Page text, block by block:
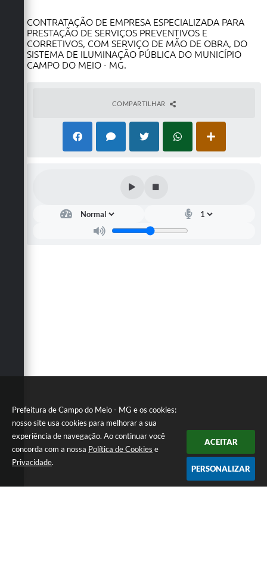
Prefeitura de Campo do Meio - MG e os cookies:
nosso site usa cookies para melhorar a sua
experiência de navegação. Ao continuar você
concorda com a nossa Política de Cookies e
Privacidade.
ACEITAR
PERSONALIZAR
CONTRATAÇÃO DE EMPRESA ESPECIALIZADA PARA
PRESTAÇÃO DE SERVIÇOS PREVENTIVOS E
CORRETIVOS, COM SERVIÇO DE MÃO DE OBRA, DO
SISTEMA DE ILUMINAÇÃO PÚBLICA DO MUNICÍPIO
CAMPO DO MEIO - MG.
COMPARTILHAR